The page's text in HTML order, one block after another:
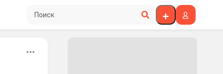
Поиск по сайту